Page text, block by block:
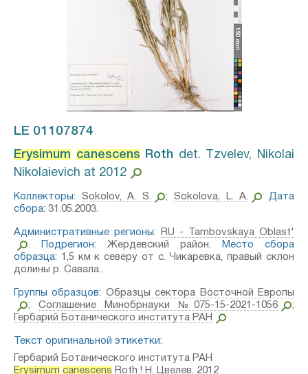
LE 01107874
Erysimum canescens Roth⁣
det. Tzvelev, Nikolai
Nikolaievich at 2012
Коллекторы: Sokolov, A. S. ; Sokolova, L. A.
Дата
сбора: 31.05.2003.
Административные регионы:
RU - Tambovskaya Oblast'
.
Подрегион: Жердевский район.
Место сбора
образца: 1,5 км к северу от с. Чикаревка, правый склон
долины р. Савала..
Группы образцов: Образцы сектора Восточной Европы
; Соглашение Минобрнауки №075-15-2021-1056
;
Гербарий Ботанического института РАН
Текст оригинальной этикетки:
Гербарий Ботанического института РАН
Erysimum canescens Roth ! Н. Цвелев. 2012